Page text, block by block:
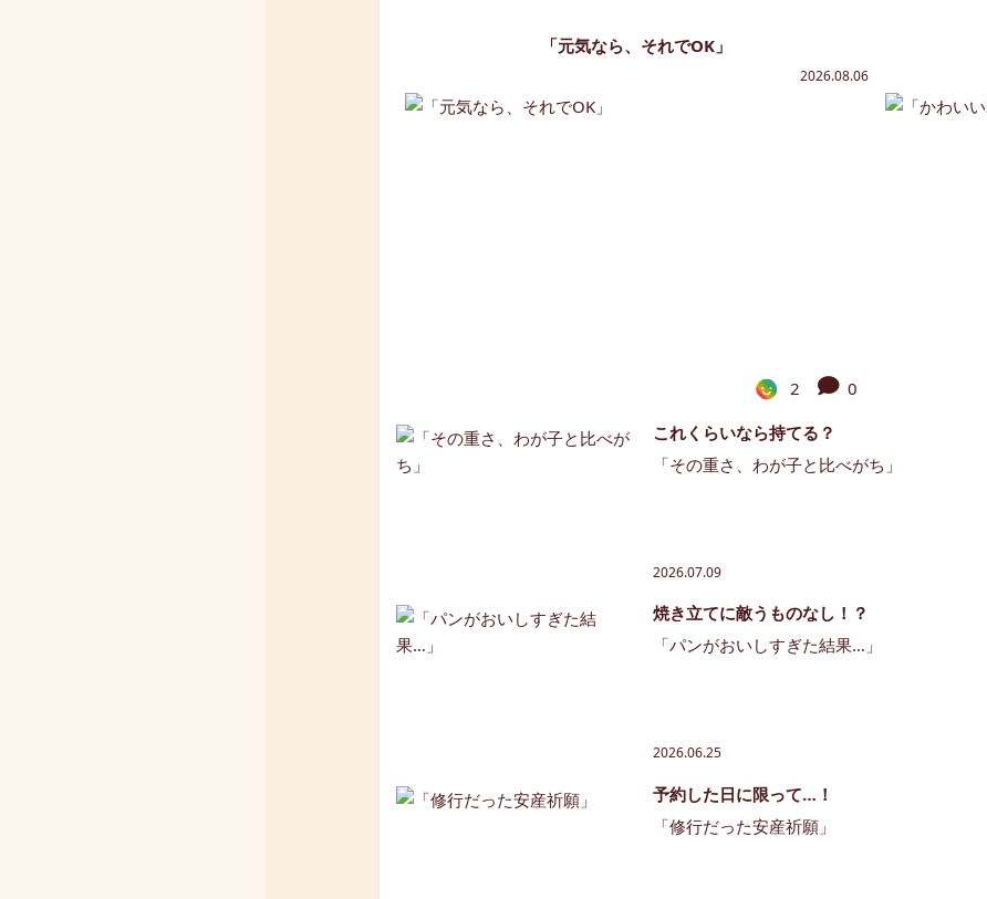
「元気なら、それでOK」
2026.08.06
2 0
これくらいなら持てる？
「その重さ、わが子と比べがち」
2026.07.09
焼き立てに敵うものなし！？
「パンがおいしすぎた結果…」
2026.06.25
予約した日に限って…！
「修行だった安産祈願」